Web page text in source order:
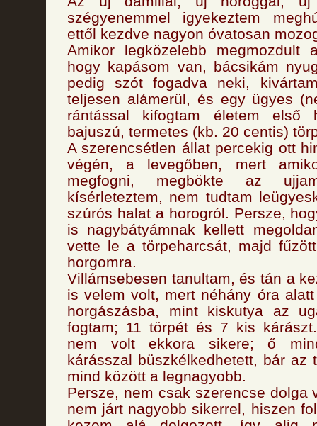
szégyenemmel igyekeztem
ettől kezdve nagyon óvatosan
Amikor legközelebb megmozdult
hogy kapásom van, bácsikám
pedig szót fogadva neki,
teljesen alámerül, és egy ügyes
rántással kifogtam életem első
bajuszú, termetes (kb. 20 centis)
A szerencsétlen állat percekig ott
végén, a levegőben, mert
megfogni, megbökte az
kísérleteztem, nem tudtam
szúrós halat a horogról. Persze,
is nagybátyámnak kellett
vette le a törpeharcsát, majd
horgomra.
Villámsebesen tanultam, és tán a
is velem volt, mert néhány óra
horgászásba, mint kiskutya az
fogtam; 11 törpét és 7 kis
nem volt ekkora sikere; ő
kárásszal büszkélkedhetett, bár az
mind között a legnagyobb.
Persze, nem csak szerencse dolga
nem járt nagyobb sikerrel, hiszen